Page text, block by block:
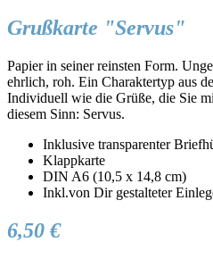
Grußkarte "Servus"
Papier in seiner reinsten Form.
ehrlich, roh. Ein Charaktertyp aus
Individuell wie die Grüße, die Sie
diesem Sinn: Servus.
Inklusive transparenter
Klappkarte
DIN A6 (10,5 x 14,8 cm)
Inkl.von Dir gestalteter
6,50 €